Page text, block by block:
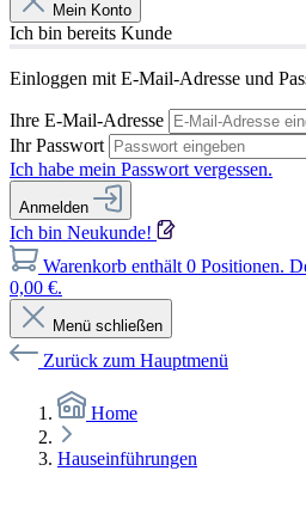
Mein Konto
Ich bin bereits Kunde
Einloggen mit E-Mail-Adresse und
Ihre E-Mail-Adresse
Ihr Passwort
Ich habe mein Passwort vergessen.
Anmelden
Ich bin Neukunde!
Warenkorb enthält 0 Positionen.
0,00 €.
Menü schließen
Zurück zum Hauptmenü
Home
Hauseinführungen